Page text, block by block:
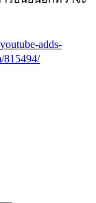
adds-
815494/